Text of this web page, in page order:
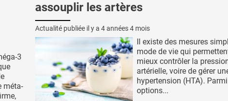
3
méta-
assouplir les artères
Actualité publiée il y a 4 années 4 mois
Il existe des mesures
mode de vie qui
mieux contrôler la
artérielle, voire de gérer
hypertension (HTA).
options...